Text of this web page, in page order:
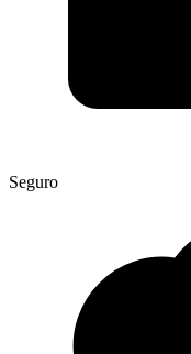
Seguro